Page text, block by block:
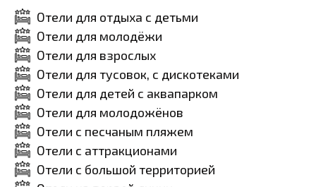
Отели для отдыха с детьми
Отели для молодёжи
Отели для взрослых
Отели для тусовок, с дискотеками
Отели для детей с аквапарком
Отели для молодожёнов
Отели с песчаным пляжем
Отели с аттракционами
Отели с большой территорией